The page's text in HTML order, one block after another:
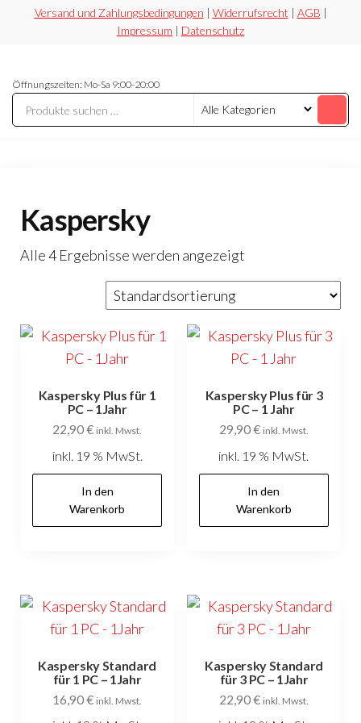
Versand und Zahlungsbedingungen | Widerrufsrecht | AGB |
Impressum | Datenschutz
Securesoft
Shop
statt
riskieren
Öffnungszeiten: Mo-Sa 9:00-20:00
Kaspersky
Alle 4 Ergebnisse werden angezeigt
Kaspersky Plus für 1
PC – 1Jahr
22,90€ inkl. Mwst.
inkl. 19 % MwSt.
In den
Warenkorb
Kaspersky Plus für 3
PC – 1 Jahr
29,90€ inkl. Mwst.
inkl. 19 % MwSt.
In den
Warenkorb
Kaspersky Standard
für 1 PC – 1Jahr
16,90€ inkl. Mwst.
Kaspersky Standard
für 3 PC – 1Jahr
22,90€ inkl. Mwst.